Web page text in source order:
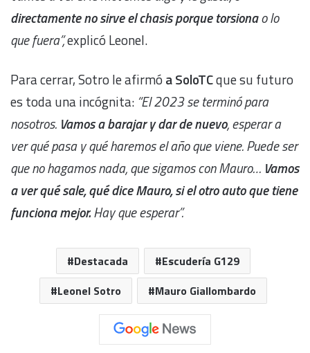
directamente no sirve el chasis porque torsionao lo
que fuera”,explicó Leonel.
Para cerrar, Sotro le afirmó a SoloTCque su futuro
es toda una incógnita: “El 2023 se terminó para
nosotros. Vamos a barajar y dar de nuevo, esperar a
ver qué pasa y qué haremos el año que viene. Puede ser
que no hagamos nada, que sigamos con Mauro… Vamos
a ver qué sale, qué dice Mauro, si el otro auto que tiene
funciona mejor.Hay que esperar”.
Destacada
Escudería G129
Leonel Sotro
Mauro Giallombardo